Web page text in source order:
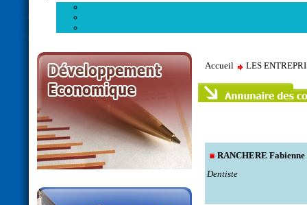
Accueil LES
RANCHERE Fabienne
Dentiste